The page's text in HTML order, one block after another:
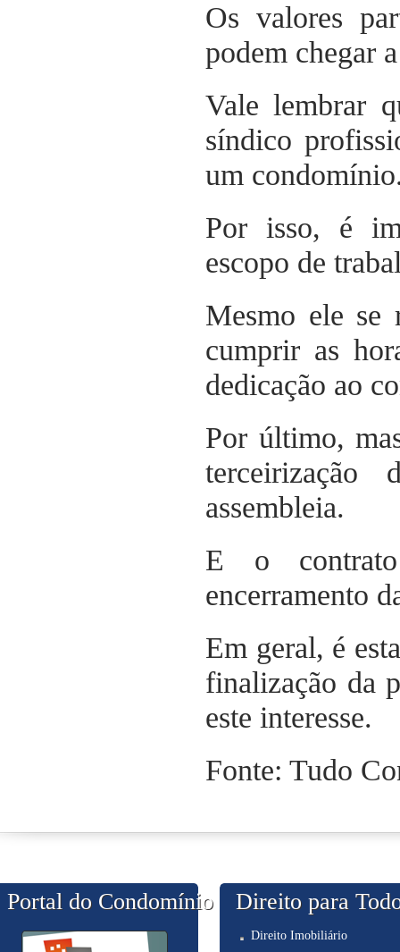
Os valores
podem chegar
Vale lembrar
síndico
um
Por isso, é
escopo de
Mesmo ele se
cumprir as
dedicação ao
Por último,
assembleia.
E o
encerramento
Em geral, é
finalização da
este interesse.
Fonte: Tudo
Portal do Condomínio Direito para
Direito Imobiliário